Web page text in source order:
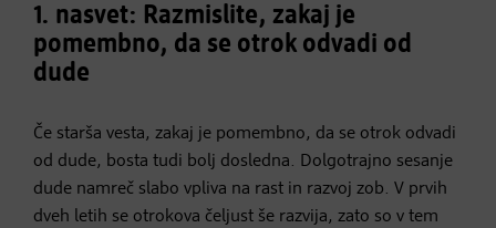
1. nasvet: Razmislite, zakaj je
pomembno, da se otrok odvadi od
dude
Če starša vesta, zakaj je pomembno, da se otrok odvadi
od dude, bosta tudi bolj dosledna. Dolgotrajno sesanje
dude namreč slabo vpliva na rast in razvoj zob. V prvih
dveh letih se otrokova čeljust še razvija, zato so v tem